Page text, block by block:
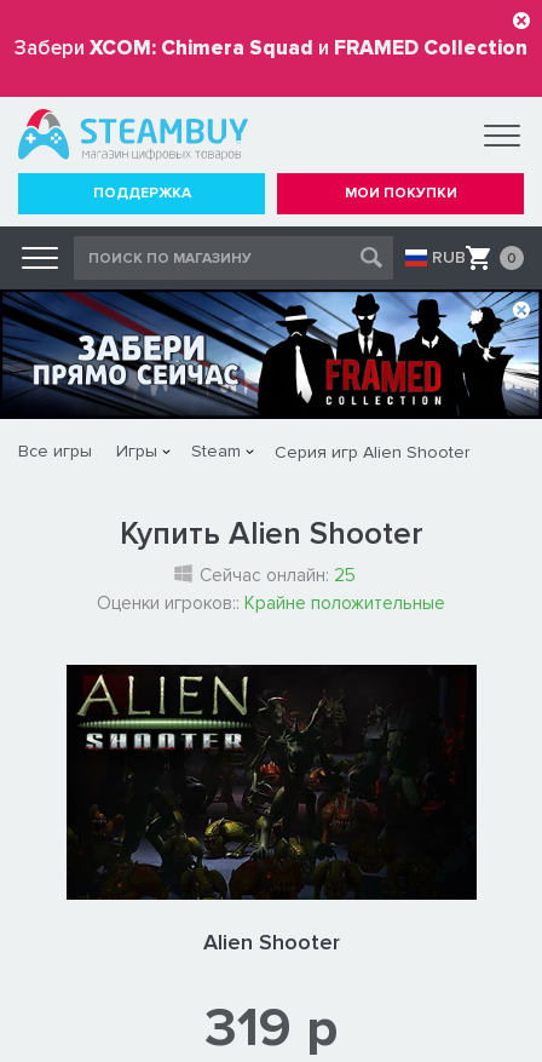
Забери XCOM: Chimera Squad и FRAMED Collection
бесплатно
ПОДДЕРЖКА МОИ ПОКУПКИ
RUB 0
Все игры Игры Steam Серия игр Alien Shooter
Купить Alien Shooter
Сейчас онлайн: 25
Оценки игроков:: Крайне положительные
Alien Shooter
319 р